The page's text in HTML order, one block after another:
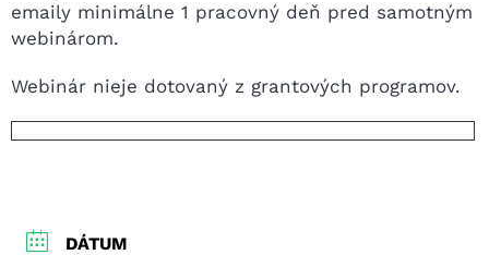
emaily minimálne 1 pracovný deň pred samotným
webinárom.
Webinár nieje dotovaný z grantových programov.
DÁTUM